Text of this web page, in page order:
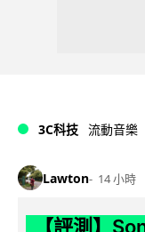
3C科技 流動音樂
Lawton 14 小時
【評測】